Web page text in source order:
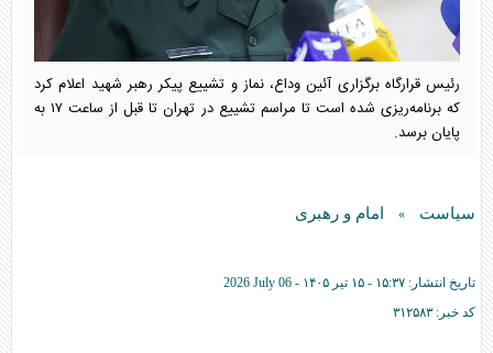
رئیس قرارگاه برگزاری آئین وداع، نماز و تشییع پیکر رهبر شهید اعلام کرد
که برنامه‌ریزی شده است تا مراسم تشییع در تهران تا قبل از ساعت ۱۷ به
پایان برسد.
سیاست » امام و رهبری
تاریخ انتشار: ۱۵:۳۷ - ۱۵ تير ۱۴۰۵ -
2026 July 06
کد خبر: ۳۱۲۵۸۳